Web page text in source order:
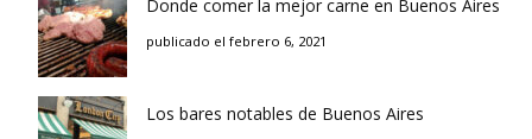
Donde comer la mejor carne en Buenos Aires
publicado el febrero 6, 2021
Los bares notables de Buenos Aires